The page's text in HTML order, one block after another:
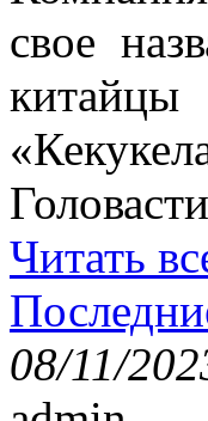
свое
Читать
08/11/